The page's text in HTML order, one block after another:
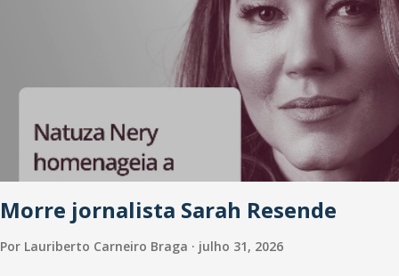
Morre jornalista Sarah Resende
Por Lauriberto Carneiro Braga julho 31, 2026